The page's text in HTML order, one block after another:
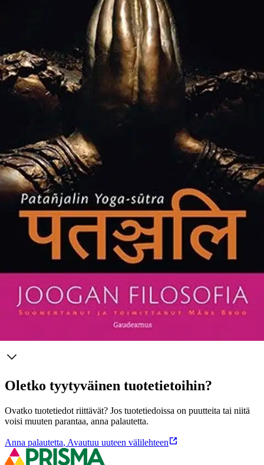
Tuotekuvaus
Moni mieltää joogan ensisijaisesti vain itämaiseksi liikunnaksi. Sen
taustalla on kuitenkin rikas filosofinen perinne, jonka perustekstinä
pidetään Patanjalin kirjoittamaa Yoga-sūtraa (n. 350 jaa.). Teoksessa
on yhteensä 195 sutraa. Ne ovat lyhyitä ja merkityksellisiä ajatuksia,
joissa esitetään, millaiset esteet, vaikeudet ja häiriöt haittaavat
ihmisen toimintaa ja itsetuntemusta. Patanjalin filosofian lähtökohta
on ihmisen mieli.Mitkä ovat mielen toiminnot? Voidaanko mieli
kokonaan hiljentää? Ja onko mielestä mahdollista poistaa
aikaisempien tekojen ja tuntemusten jättämät jäljet? Patanjali
lähestyy mielen kysymyksiä käytännöllisellä tavalla ja tarjoaa eväitä
ihmistä ikuisesti askarruttavien kysymysten ratkaisemiseen. Hän
vakuuttaa, että kääntymällä sisäänpäin ihminen voi saavuttaa niin
tietoa, voimaa kuin lopullisen vapautuksen kärsimyksestäkin.
Joogan filosofia sisältää alkuperäisen sanskritinkielisen tekstin sekä
sen suomenkielisen käännöksen ja kommentit. Kirja on päivitetty
laitos aiemmin ilmestyneestä Joogan filosofia -teoksesta
(Gaudeamus 2010).
Näytä lisää tuotekuvausta
Oletko tyytyväinen tuotetietoihin?
Ovatko tuotetiedot riittävät? Jos tuotetiedoissa on puutteita tai niitä
voisi muuten parantaa, anna palautetta.
Anna palautetta, Avautuu uuteen välilehteen